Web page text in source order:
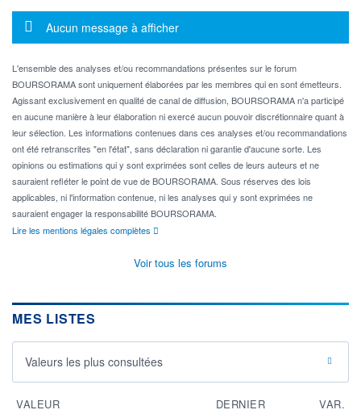
Message d'information
Aucun message à afficher
L'ensemble des analyses et/ou recommandations présentes sur le forum
BOURSORAMA sont uniquement élaborées par les membres qui en sont émetteurs.
Agissant exclusivement en qualité de canal de diffusion, BOURSORAMA n'a participé
en aucune manière à leur élaboration ni exercé aucun pouvoir discrétionnaire quant à
leur sélection. Les informations contenues dans ces analyses et/ou recommandations
ont été retranscrites "en l'état", sans déclaration ni garantie d'aucune sorte. Les
opinions ou estimations qui y sont exprimées sont celles de leurs auteurs et ne
sauraient refléter le point de vue de BOURSORAMA. Sous réserves des lois
applicables, ni l'information contenue, ni les analyses qui y sont exprimées ne
sauraient engager la responsabilité BOURSORAMA.
Lire les mentions légales complètes
Voir tous les forums
MES LISTES
Valeurs les plus consultées
VALEUR DERNIER VAR.